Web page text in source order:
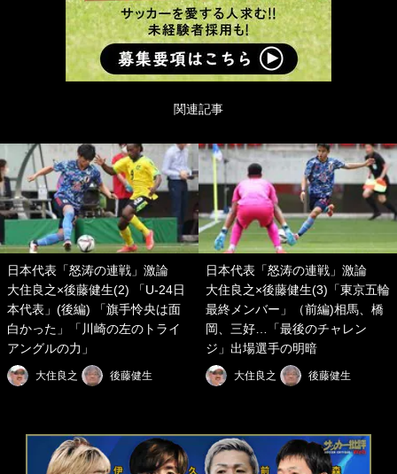
関連記事
日本代表「怒涛の連戦」激論
大住良之×後藤健生(2) 「U-24日
本代表」(後編) 「旗手怜央は面
白かった」「川崎の左のトライ
アングルの力」
大住良之 後藤健生
日本代表「怒涛の連戦」激論
大住良之×後藤健生(3)「東京五輪
最終メンバー」（前編)相馬、橋
岡、三好…「最後のチャレン
ジ」出場選手の明暗
大住良之 後藤健生